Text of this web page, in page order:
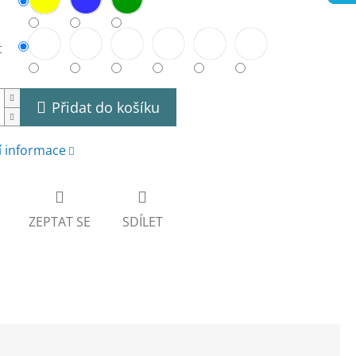
Přidat do košíku
informace
ZEPTAT SE SDÍLET